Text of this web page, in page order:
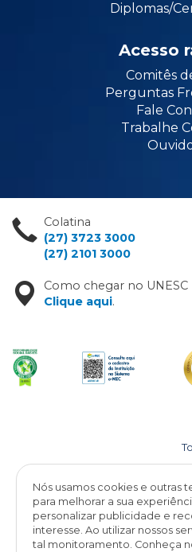
Diplomas/
Acesso
Comitês
Perguntas
Fale
Trabalhe
Colatina
(27) 3723 3000
(27) 2101 3000
Como chegar no UNESC
Clique aqui.
Nós usamos cookies e outras
para melhorar a sua
personalizar publicidade e
interesse. Ao utilizar nossos
tal monitoramento. Conheça